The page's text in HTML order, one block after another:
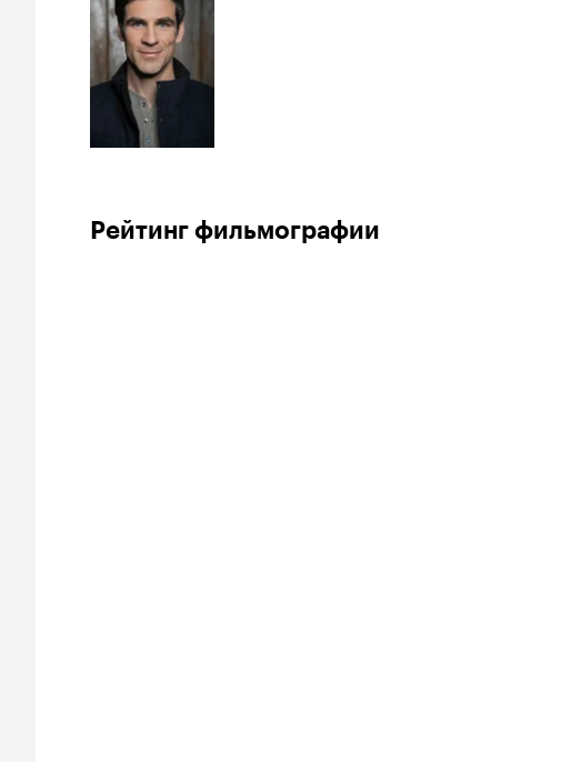
Рейтинг фильмографии